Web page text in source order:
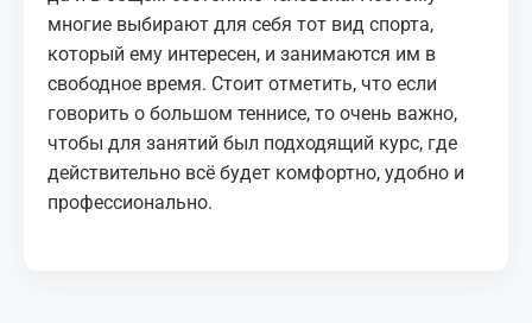
многие выбирают для себя тот вид спорта,
который ему интересен, и занимаются им в
свободное время. Стоит отметить, что если
говорить о большом теннисе, то очень важно,
чтобы для занятий был подходящий курс, где
действительно всё будет комфортно, удобно и
профессионально.